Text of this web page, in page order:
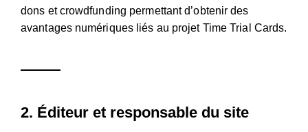
dons et crowdfunding permettant d’obtenir des
avantages numériques liés au projet Time Trial Cards.
2. Éditeur et responsable du site